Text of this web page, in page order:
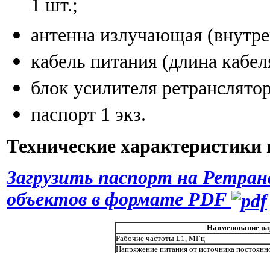
1 шт.;
антенна излучающая
кабель питания (длина
блок усилителя
паспорт 1 экз.
Технические характеристики
Загрузить паспорт на
объектов в формате PDF
Наименование
Рабочие частоты L1, МГц
Напряжение питания от источника